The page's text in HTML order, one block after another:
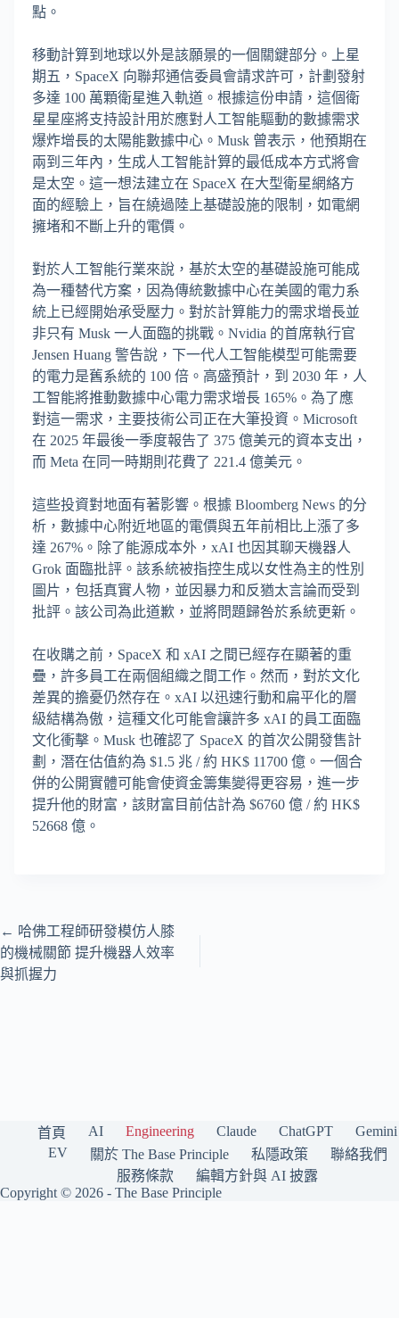
點。
移動計算到地球以外是該願景的一個關鍵部分。上星
期五，SpaceX 向聯邦通信委員會請求許可，計劃發射
多達 100 萬顆衛星進入軌道。根據這份申請，這個衛
星星座將支持設計用於應對人工智能驅動的數據需求
爆炸增長的太陽能數據中心。Musk 曾表示，他預期在
兩到三年內，生成人工智能計算的最低成本方式將會
是太空。這一想法建立在 SpaceX 在大型衛星網絡方
面的經驗上，旨在繞過陸上基礎設施的限制，如電網
擁堵和不斷上升的電價。
對於人工智能行業來說，基於太空的基礎設施可能成
為一種替代方案，因為傳統數據中心在美國的電力系
統上已經開始承受壓力。對於計算能力的需求增長並
非只有 Musk 一人面臨的挑戰。Nvidia 的首席執行官
Jensen Huang 警告說，下一代人工智能模型可能需要
的電力是舊系統的 100 倍。高盛預計，到 2030 年，人
工智能將推動數據中心電力需求增長 165%。為了應
對這一需求，主要技術公司正在大筆投資。Microsoft
在 2025 年最後一季度報告了 375 億美元的資本支出，
而 Meta 在同一時期則花費了 221.4 億美元。
這些投資對地面有著影響。根據 Bloomberg News 的分
析，數據中心附近地區的電價與五年前相比上漲了多
達 267%。除了能源成本外，xAI 也因其聊天機器人
Grok 面臨批評。該系統被指控生成以女性為主的性別
圖片，包括真實人物，並因暴力和反猶太言論而受到
批評。該公司為此道歉，並將問題歸咎於系統更新。
在收購之前，SpaceX 和 xAI 之間已經存在顯著的重
疊，許多員工在兩個組織之間工作。然而，對於文化
差異的擔憂仍然存在。xAI 以迅速行動和扁平化的層
級結構為傲，這種文化可能會讓許多 xAI 的員工面臨
文化衝擊。Musk 也確認了 SpaceX 的首次公開發售計
劃，潛在估值約為 $1.5 兆 / 約 HK$ 11700 億。一個合
併的公開實體可能會使資金籌集變得更容易，進一步
提升他的財富，該財富目前估計為 $6760 億 / 約 HK$
52668 億。
← 哈佛工程師研發模仿人膝
的機械關節 提升機器人效率
與抓握力
首頁 AI Engineering Claude ChatGPT
Gemini
EV
關於 The Base Principle 私隱政策
聯絡我們
服務條款
編輯方針與 AI 披露
Copyright © 2026 - The Base Principle